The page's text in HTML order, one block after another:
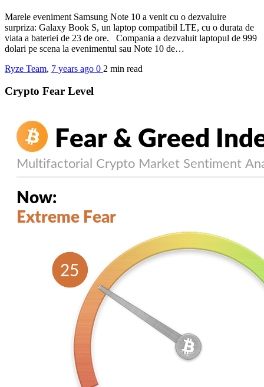
Marele eveniment Samsung Note 10 a venit cu o dezvaluire
surpriza: Galaxy Book S, un laptop compatibil LTE, cu o durata de
viata a bateriei de 23 de ore. Compania a dezvaluit laptopul de 999
dolari pe scena la evenimentul sau Note 10 de…
Ryze Team, 7 years ago 0 2 min read
Crypto Fear Level